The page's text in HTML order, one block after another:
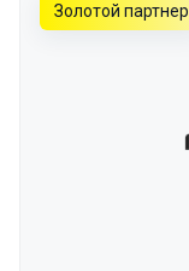
Золотой партнер